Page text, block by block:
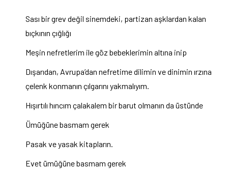
Sası bir grev değil sinemdeki, partizan aşklardan kalan
bıçkının çığlığı
Meşin nefretlerim ile göz bebeklerimin altına inip
Dışarıdan, Avrupa’dan nefretime dilimin ve dinimin ırzına
çelenk konmanın çılgarını yakmalıyım.
Hışırtılı hıncım çalakalem bir barut olmanın da üstünde
Ümüğüne basmam gerek
Pasak ve yasak kitapların.
Evet ümüğüne basmam gerek